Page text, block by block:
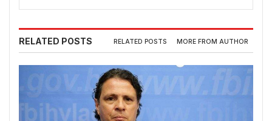
RELATED POSTS RELATED POSTS MORE FROM AUTHOR